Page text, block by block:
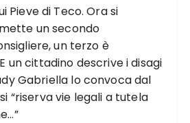
Pieve di Teco. Ora si
un secondo
un terzo è
un cittadino descrive i disagi
Gabriella lo convoca dal
“riserva vie legali a tutela